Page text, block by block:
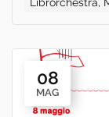
08
MAG